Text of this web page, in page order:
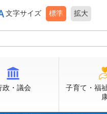
文字サイズ 標準 拡大
政・議会
子育て・福